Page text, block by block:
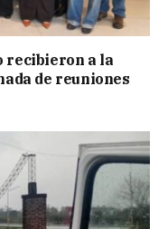
recibieron a la
de reuniones